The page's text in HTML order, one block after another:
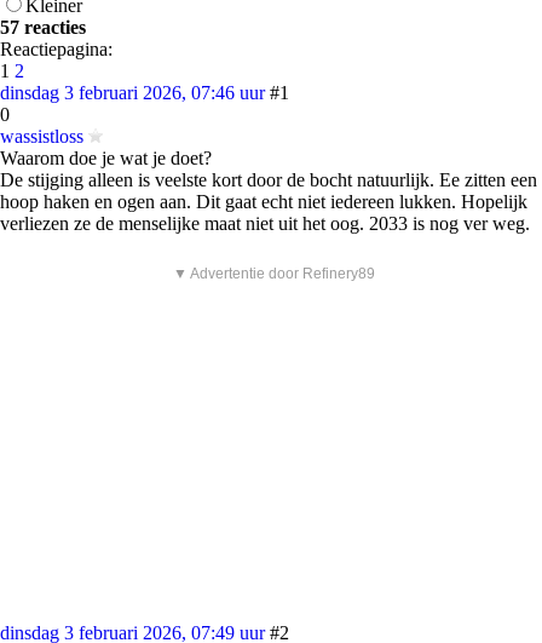
Kleiner
57 reacties
Reactiepagina:
1 2
dinsdag 3 februari 2026, 07:46 uur #1
0
wassistloss
Waarom doe je wat je doet?
De stijging alleen is veelste kort door de bocht natuurlijk. Ee zitten een
hoop haken en ogen aan. Dit gaat echt niet iedereen lukken. Hopelijk
verliezen ze de menselijke maat niet uit het oog. 2033 is nog ver weg.
▼ Advertentie door Refinery89
dinsdag 3 februari 2026, 07:49 uur #2